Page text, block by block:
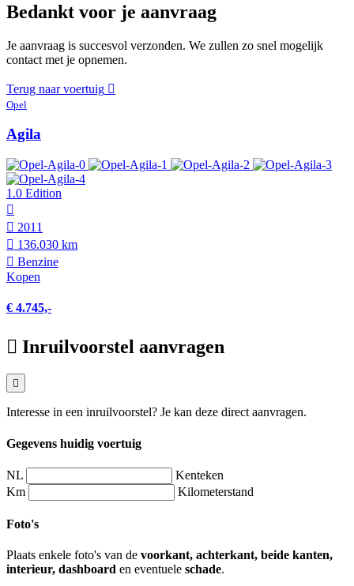
Bedankt voor je aanvraag
Je aanvraag is succesvol verzonden. We zullen zo snel mogelijk
contact met je opnemen.
Terug naar voertuig
Opel
Agila
1.0 Edition
2011
136.030 km
Benzine
Kopen
€ 4.745,-
Inruilvoorstel aanvragen
Interesse in een inruilvoorstel? Je kan deze direct aanvragen.
Gegevens huidig voertuig
NL
Kenteken
Km
Kilometerstand
Foto's
Plaats enkele foto's van de voorkant, achterkant, beide kanten,
interieur, dashboard en eventuele schade.